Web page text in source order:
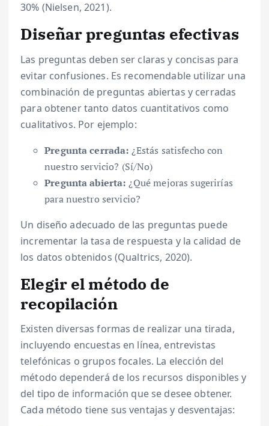
30% (Nielsen, 2021).
Diseñar preguntas efectivas
Las preguntas deben ser claras y concisas para
evitar confusiones. Es recomendable utilizar una
combinación de preguntas abiertas y cerradas
para obtener tanto datos cuantitativos como
cualitativos. Por ejemplo:
Pregunta cerrada: ¿Estás satisfecho con
nuestro servicio? (Sí/No)
Pregunta abierta: ¿Qué mejoras sugerirías
para nuestro servicio?
Un diseño adecuado de las preguntas puede
incrementar la tasa de respuesta y la calidad de
los datos obtenidos (Qualtrics, 2020).
Elegir el método de
recopilación
Existen diversas formas de realizar una tirada,
incluyendo encuestas en línea, entrevistas
telefónicas o grupos focales. La elección del
método dependerá de los recursos disponibles y
del tipo de información que se desee obtener.
Cada método tiene sus ventajas y desventajas: